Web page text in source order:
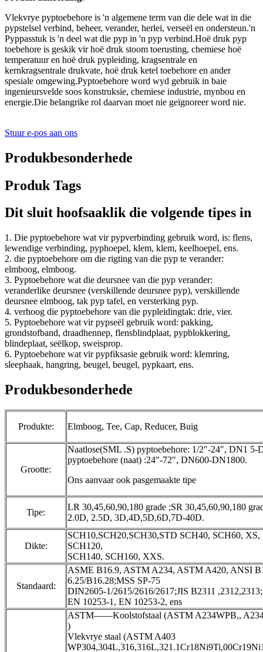
Vlekvrye pyptoebehore is 'n algemene term van die dele wat in die
pypstelsel verbind, beheer, verander, herlei, verseël en ondersteun.'n
Pyppasstuk is 'n deel wat die pyp in 'n pyp verbind.Hoë druk pyp
toebehore is geskik vir hoë druk stoom toerusting, chemiese hoë
temperatuur en hoë druk pypleiding, kragsentrale en
kernkragsentrale drukvate, hoë druk ketel toebehore en ander
spesiale omgewing.Pyptoebehore word wyd gebruik in baie
ingenieursvelde soos konstruksie, chemiese industrie, mynbou en
energie.Die belangrike rol daarvan moet nie geïgnoreer word nie.
Stuur e-pos aan ons
Produkbesonderhede
Produk Tags
Dit sluit hoofsaaklik die volgende tipes in
1. Die pyptoebehore wat vir pypverbinding gebruik word, is: flens,
lewendige verbinding, pyphoepel, klem, klem, keelhoepel, ens.
2. die pyptoebehore om die rigting van die pyp te verander:
elmboog, elmboog.
3. Pyptoebehore wat die deursnee van die pyp verander:
veranderlike deursnee (verskillende deursnee pyp), verskillende
deursnee elmboog, tak pyp tafel, en versterking pyp.
4. verhoog die pyptoebehore van die pypleidingtak: drie, vier.
5. Pyptoebehore wat vir pypseël gebruik word: pakking,
grondstofband, draadhennep, flensblindplaat, pypblokkering,
blindeplaat, seëlkop, sweisprop.
6. Pyptoebehore wat vir pypfiksasie gebruik word: klemring,
sleephaak, hangring, beugel, beugel, pypkaart, ens.
Produkbesonderhede
Produkte: Elmboog, Tee, Cap, Reducer, Buig
Grootte:
Naatlose(SML .S) pyptoebehore: 1/2″-24″, DN1 5-
pyptoebehore (naat) :24″-72″, DN600-DN1800.
Ons aanvaar ook pasgemaakte tipe
Tipe:
LR 30,45,60,90,180 grade ;SR 30,45,60,90,180
2.0D, 2.5D, 3D,4D,5D,6D,7D-40D.
Dikte:
SCH10,SCH20,SCH30,STD SCH40, SCH60, XS,
SCH120,
SCH140, SCH160, XXS.
Standaard:
ASME B16.9, ASTM A234, ASTM A420, ANSI
6.25/B16.28;MSS SP-75
DIN2605-1/2615/2616/2617;JIS B2311 ,2312,2313;
EN 10253-1, EN 10253-2, ens
ASTM——Koolstofstaal (ASTM A234WPB,,
)
Vlekvrye staal (ASTM A403